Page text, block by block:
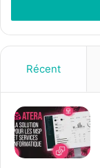
e
z
r
e
a
d
Récent